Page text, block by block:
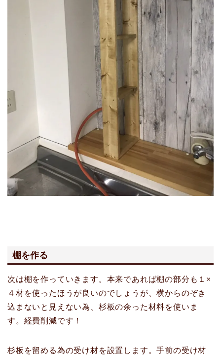
棚を作る
次は棚を作っていきます。本来であれば棚の部分も１×
４材を使ったほうが良いのでしょうが、横からのぞき
込まないと見えない為、杉板の余った材料を使いま
す。経費削減です！
杉板を留める為の受け材を設置します。手前の受け材